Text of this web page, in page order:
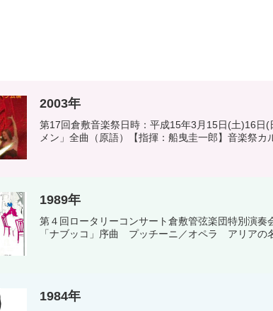
2003年
第17回倉敷音楽祭日時：平成15年3月15日(土)16
メン」全曲（原語）【指揮：船曳圭一郎】音楽祭カ
1989年
第４回ロータリーコンサート倉敷管弦楽団特別演
「ナブッコ」序曲 プッチーニ／オペラ アリア
1984年